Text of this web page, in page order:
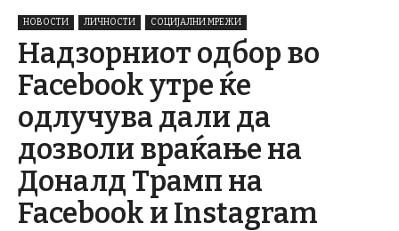
НОВОСТИ ЛИЧНОСТИ СОЦИЈАЛНИ МРЕЖИ
Надзорниот одбор во
Facebook утре ќе
одлучува дали да
дозволи враќање на
Доналд Трамп на
Facebook и Instagram